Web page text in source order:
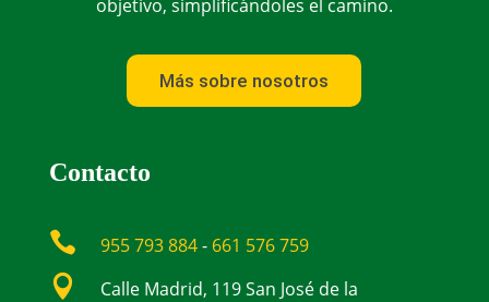
objetivo, simplificándoles el camino.
Más sobre nosotros
Contacto
 955 793 884- 661 576 759

Calle Madrid, 119 San José de la